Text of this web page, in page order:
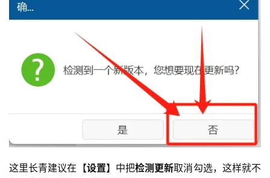
这里长青建议在【设置】中把检测更新取消勾选，这样就不